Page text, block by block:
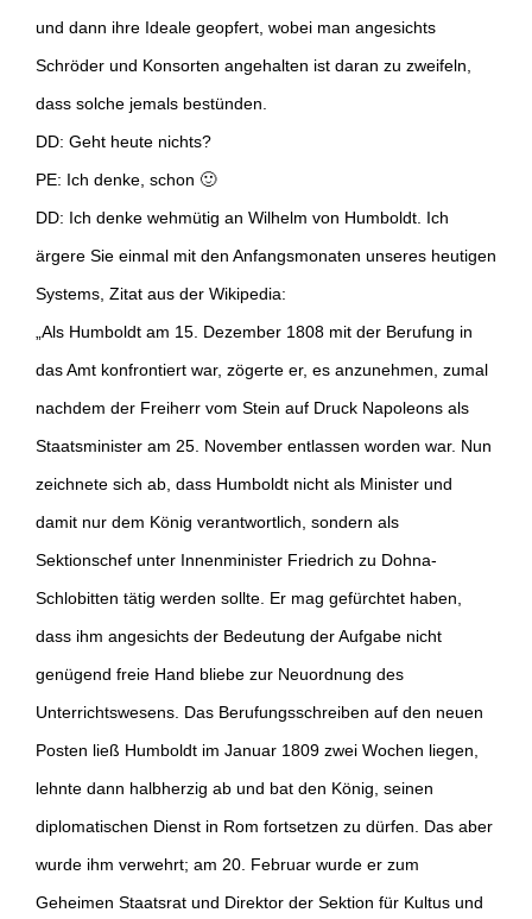
und dann ihre Ideale geopfert, wobei man angesichts
Schröder und Konsorten angehalten ist daran zu zweifeln,
dass solche jemals bestünden.
DD: Geht heute nichts?
PE: Ich denke, schon 🙂
DD: Ich denke wehmütig an Wilhelm von Humboldt. Ich
ärgere Sie einmal mit den Anfangsmonaten unseres heutigen
Systems, Zitat aus der Wikipedia:
„Als Humboldt am 15. Dezember 1808 mit der Berufung in
das Amt konfrontiert war, zögerte er, es anzunehmen, zumal
nachdem der Freiherr vom Stein auf Druck Napoleons als
Staatsminister am 25. November entlassen worden war. Nun
zeichnete sich ab, dass Humboldt nicht als Minister und
damit nur dem König verantwortlich, sondern als
Sektionschef unter Innenminister Friedrich zu Dohna-
Schlobitten tätig werden sollte. Er mag gefürchtet haben,
dass ihm angesichts der Bedeutung der Aufgabe nicht
genügend freie Hand bliebe zur Neuordnung des
Unterrichtswesens. Das Berufungsschreiben auf den neuen
Posten ließ Humboldt im Januar 1809 zwei Wochen liegen,
lehnte dann halbherzig ab und bat den König, seinen
diplomatischen Dienst in Rom fortsetzen zu dürfen. Das aber
wurde ihm verwehrt; am 20. Februar wurde er zum
Geheimen Staatsrat und Direktor der Sektion für Kultus und